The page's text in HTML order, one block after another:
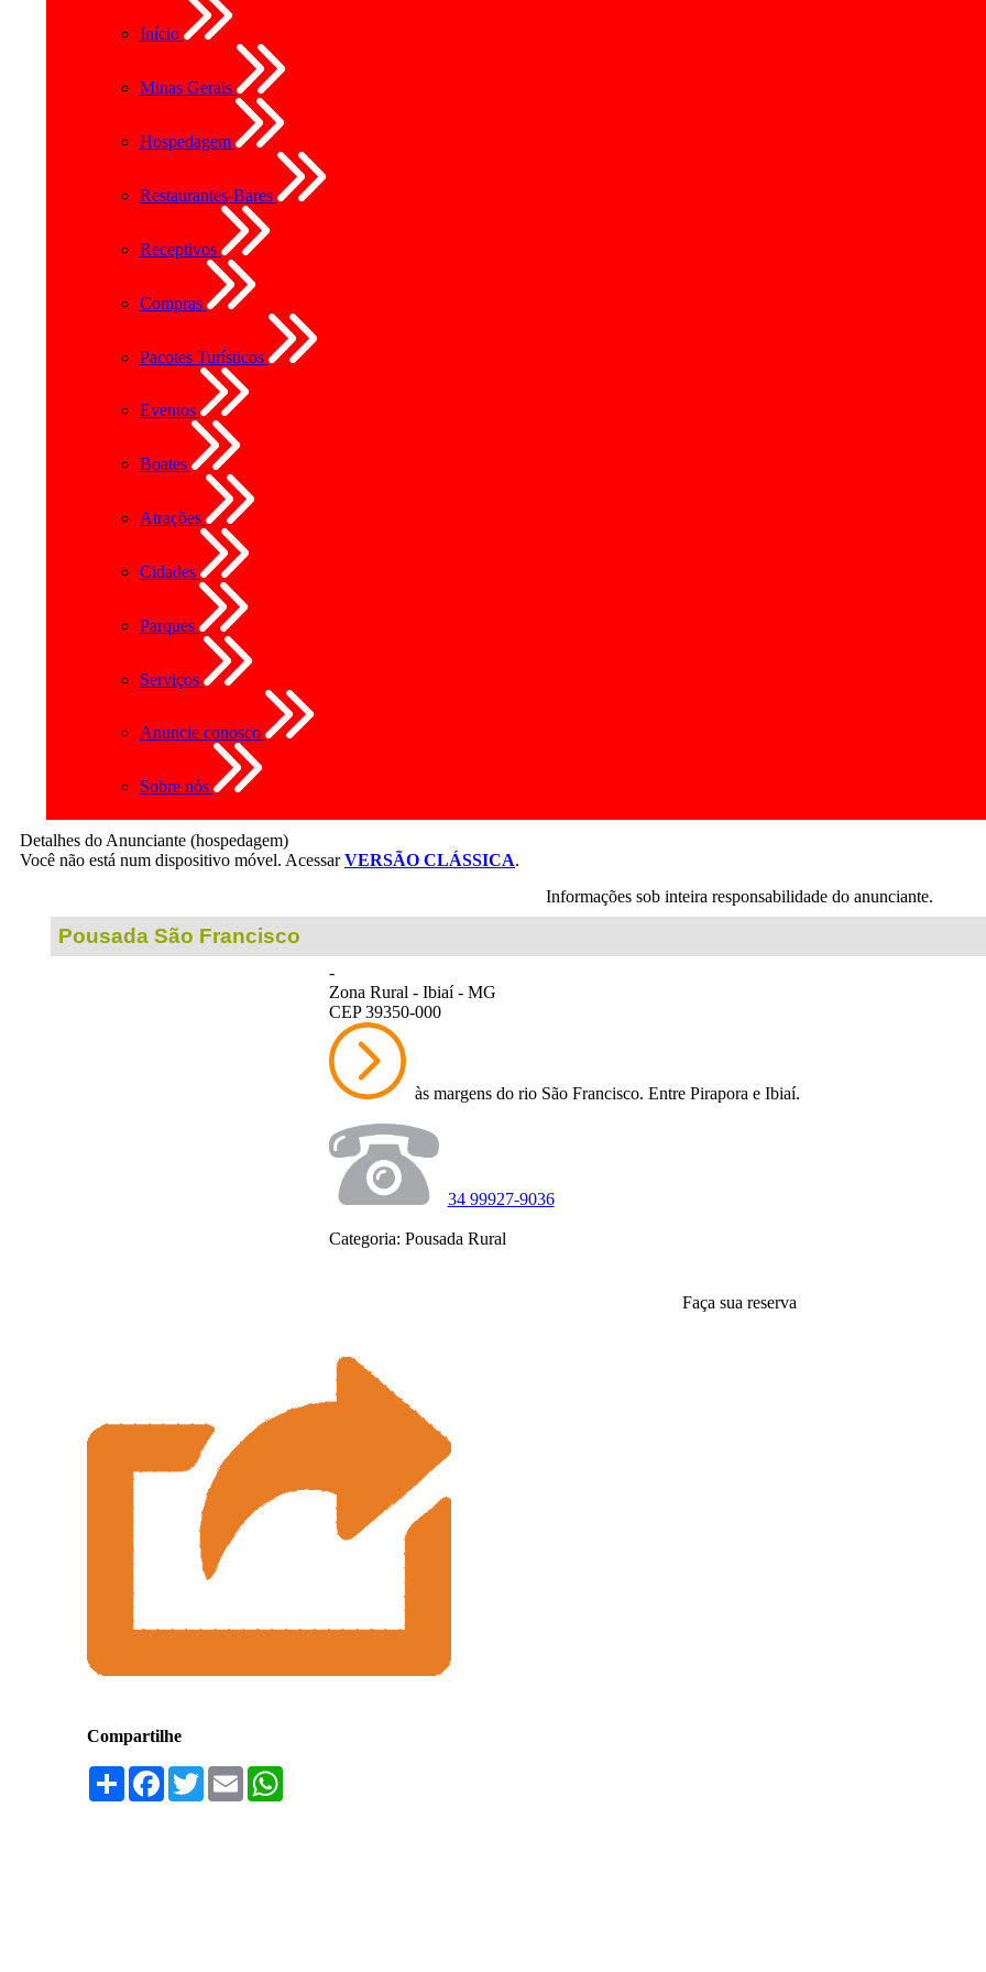
Início
Minas Gerais
Hospedagem
Restaurantes-Bares
Receptivos
Compras
Pacotes Turísticos
Eventos
Boates
Atrações
Cidades
Parques
Serviços
Anuncie conosco
Sobre nós
Detalhes do Anunciante (hospedagem)
Você não está num dispositivo móvel. AcessarVERSÃO CLÁSSICA.
Informações sob inteira responsabilidade do anunciante.
Pousada São Francisco
-
Zona Rural - Ibiaí - MG
CEP 39350-000
às margens do rio São Francisco. Entre Pirapora e Ibiaí.
34 99927-9036
Categoria: Pousada Rural
Faça sua reserva
Compartilhe
Compartilhar
Facebook
TwitterEmailWhatsApp